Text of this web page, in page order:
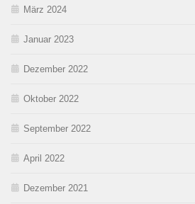
März 2024
Januar 2023
Dezember 2022
Oktober 2022
September 2022
April 2022
Dezember 2021